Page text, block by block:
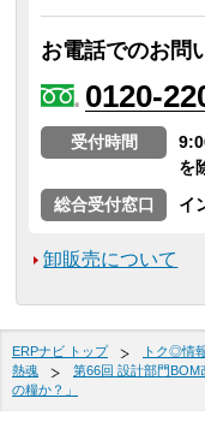
お電話でのお問
0120-
受付時間
を
総合受付窓口
イ
卸販売について
ERPナビ トップ トク◎情
熱魂
第66回 設計部門BOM
の糧か？」